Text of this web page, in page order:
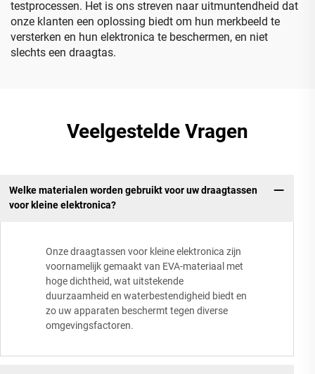
testprocessen. Het is ons streven naar uitmuntendheid dat
onze klanten een oplossing biedt om hun merkbeeld te
versterken en hun elektronica te beschermen, en niet
slechts een draagtas.
Veelgestelde Vragen
Welke materialen worden gebruikt voor uw draagtassen
voor kleine elektronica?
Onze draagtassen voor kleine elektronica zijn
voornamelijk gemaakt van EVA-materiaal met
hoge dichtheid, wat uitstekende
duurzaamheid en waterbestendigheid biedt en
zo uw apparaten beschermt tegen diverse
omgevingsfactoren.